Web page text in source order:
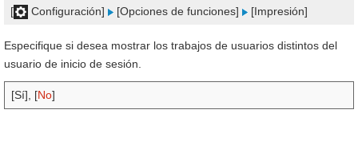
[ Configuración] [Opciones de funciones] [Impresión]
Especifique si desea mostrar los trabajos de usuarios distintos del
usuario de inicio de sesión.
[Sí], [No]